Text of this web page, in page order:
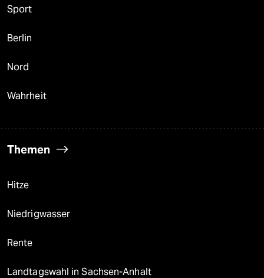
Sport
Berlin
Nord
Wahrheit
Themen
Hitze
Niedrigwasser
Rente
Landtagswahl in Sachsen-Anhalt